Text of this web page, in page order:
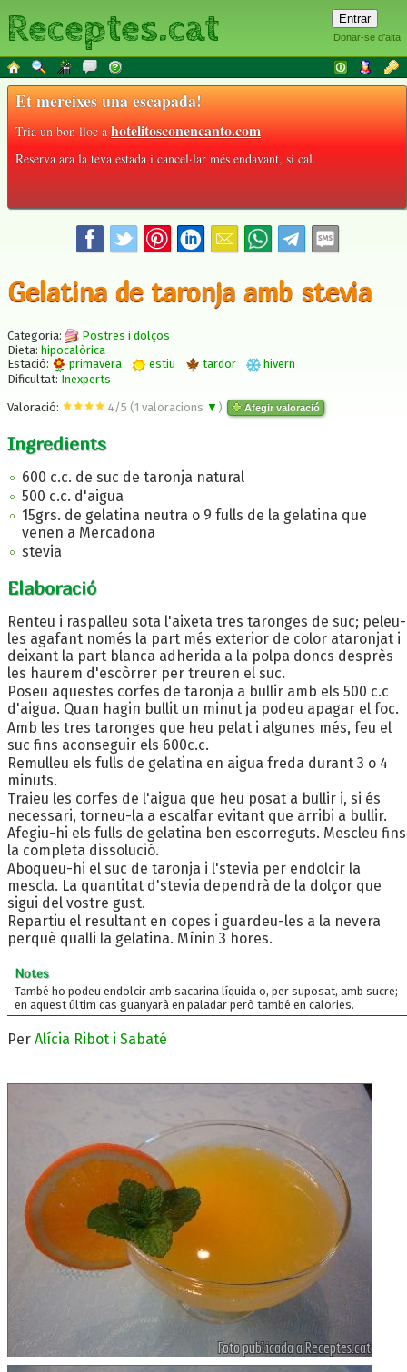
Donar-se d'alta
Receptes.cat
Et mereixes una escapada!
Tria un bon lloc ahotelitosconencanto.com
Reserva ara la teva estada i cancel·lar més endavant, si cal.
Gelatina de taronja amb stevia
Categoria:
Postres i dolços
Dieta: hipocalòrica
Estació:
primavera estiu tardor
hivern
Dificultat: Inexperts
Valoració: 4 /5 (1 valoracions ▼ ) Afegir valoració
Ingredients
600 c.c. de suc de taronja natural
500 c.c. d'aigua
15grs. de gelatina neutra o 9 fulls de la gelatina que
venen a Mercadona
stevia
Elaboració
Renteu i raspalleu sota l'aixeta tres taronges de suc; peleu-
les agafant només la part més exterior de color ataronjat i
deixant la part blanca adherida a la polpa doncs desprès
les haurem d'escòrrer per treuren el suc.
Poseu aquestes corfes de taronja a bullir amb els 500 c.c
d'aigua. Quan hagin bullit un minut ja podeu apagar el foc.
Amb les tres taronges que heu pelat i algunes més, feu el
suc fins aconseguir els 600c.c.
Remulleu els fulls de gelatina en aigua freda durant 3 o 4
minuts.
Traieu les corfes de l'aigua que heu posat a bullir i, si és
necessari, torneu-la a escalfar evitant que arribi a bullir.
Afegiu-hi els fulls de gelatina ben escorreguts. Mescleu fins
la completa dissolució.
Aboqueu-hi el suc de taronja i l'stevia per endolcir la
mescla. La quantitat d'stevia dependrà de la dolçor que
sigui del vostre gust.
Repartiu el resultant en copes i guardeu-les a la nevera
perquè qualli la gelatina. Mínin 3 hores.
Notes
També ho podeu endolcir amb sacarina líquida o, per suposat, amb sucre;
en aquest últim cas guanyarà en paladar però també en calories.
Per Alícia Ribot i Sabaté